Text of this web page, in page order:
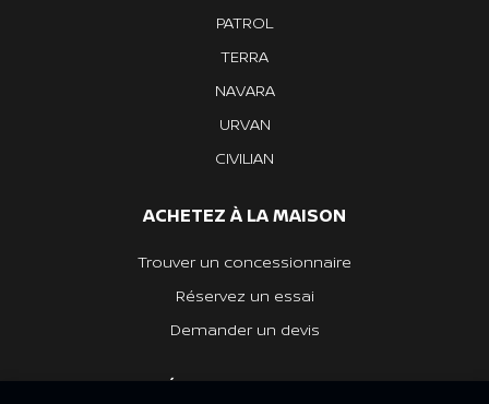
PATROL
TERRA
NAVARA
URVAN
CIVILIAN
ACHETEZ À LA MAISON
Trouver un concessionnaire
Réservez un essai
Demander un devis
DÉCOUVREZ NISSAN